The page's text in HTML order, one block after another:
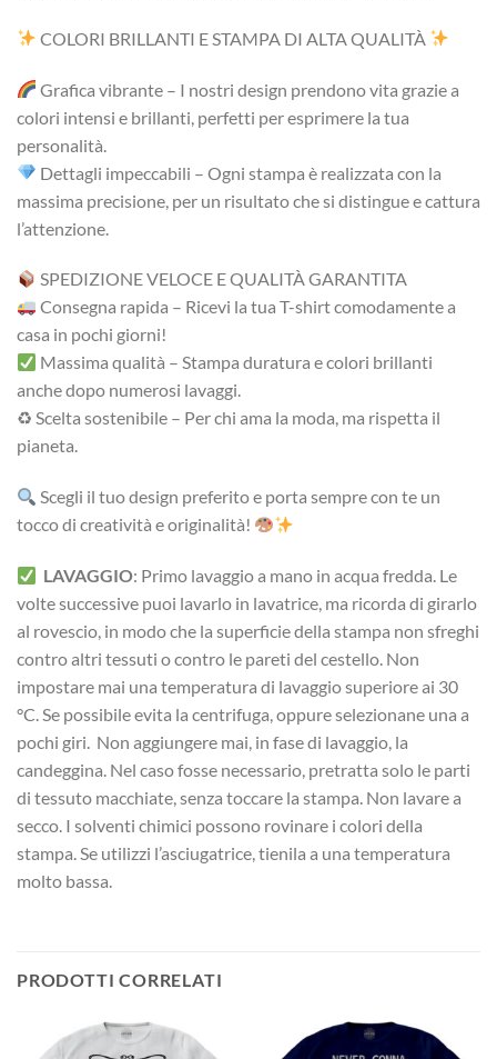
COLORI BRILLANTI E STAMPA DI ALTA QUALITÀ
Grafica vibrante – I nostri design prendono vita grazie a
colori intensi e brillanti, perfetti per esprimere la tua
personalità.
Dettagli impeccabili – Ogni stampa è realizzata con la
massima precisione, per un risultato che si distingue e cattura
l’attenzione.
SPEDIZIONE VELOCE E QUALITÀ GARANTITA
Consegna rapida – Ricevi la tua T-shirt comodamente a
casa in pochi giorni!
Massima qualità – Stampa duratura e colori brillanti
anche dopo numerosi lavaggi.
♻ Scelta sostenibile – Per chi ama la moda, ma rispetta il
pianeta.
Scegli il tuo design preferito e porta sempre con te un
tocco di creatività e originalità!
LAVAGGIO: Primo lavaggio a mano in acqua fredda. Le
volte successive puoi lavarlo in lavatrice, ma ricorda di girarlo
al rovescio, in modo che la superficie della stampa non sfreghi
contro altri tessuti o contro le pareti del cestello. Non
impostare mai una temperatura di lavaggio superiore ai 30
°C. Se possibile evita la centrifuga, oppure selezionane una a
pochi giri. Non aggiungere mai, in fase di lavaggio, la
candeggina. Nel caso fosse necessario, pretratta solo le parti
di tessuto macchiate, senza toccare la stampa. Non lavare a
secco. I solventi chimici possono rovinare i colori della
stampa. Se utilizzi l’asciugatrice, tienila a una temperatura
molto bassa.
PRODOTTI CORRELATI